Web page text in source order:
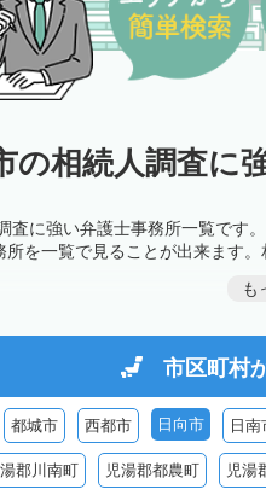
の相続人調査に
査に強い弁護士事務所一覧です
所を一覧で見ることが出来ます
も
市区町村
都城市 西都市 日向市 日南
郡川南町 児湯郡都農町 児湯